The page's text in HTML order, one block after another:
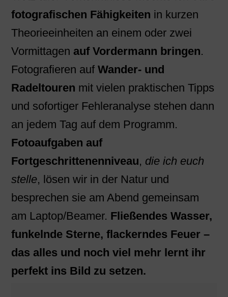
fotografischen Fähigkeiten in kurzen
Theorieeinheiten an einem oder zwei
Vormittagen auf Vordermann bringen.
Fotografieren auf Wander- und
Radeltouren mit vielen praktischen Tipps
und sofortiger Fehleranalyse stehen dann
an jedem Tag auf dem Programm.
Fotoaufgaben auf
Fortgeschrittenenniveau, die ich euch
stelle, lösen wir in der Natur und
besprechen sie am Abend gemeinsam
am Laptop/Beamer. Fließendes Wasser,
funkelnde Sterne, flackerndes Feuer –
das alles und noch viel mehr lernt ihr
perfekt ins Bild zu setzen.